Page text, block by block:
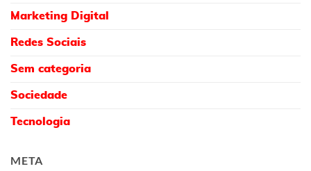
Marketing Digital
Redes Sociais
Sem categoria
Sociedade
Tecnologia
META